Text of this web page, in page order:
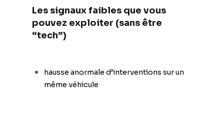
Les signaux faibles que vous
pouvez exploiter (sans être
“tech”)
hausse anormale d’interventions sur un
même véhicule